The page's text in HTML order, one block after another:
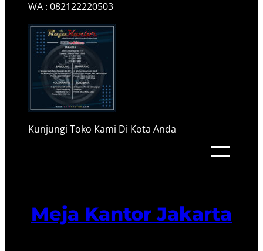
WA : 082122220503
Kunjungi Toko Kami Di Kota Anda
Meja Kantor Jakarta